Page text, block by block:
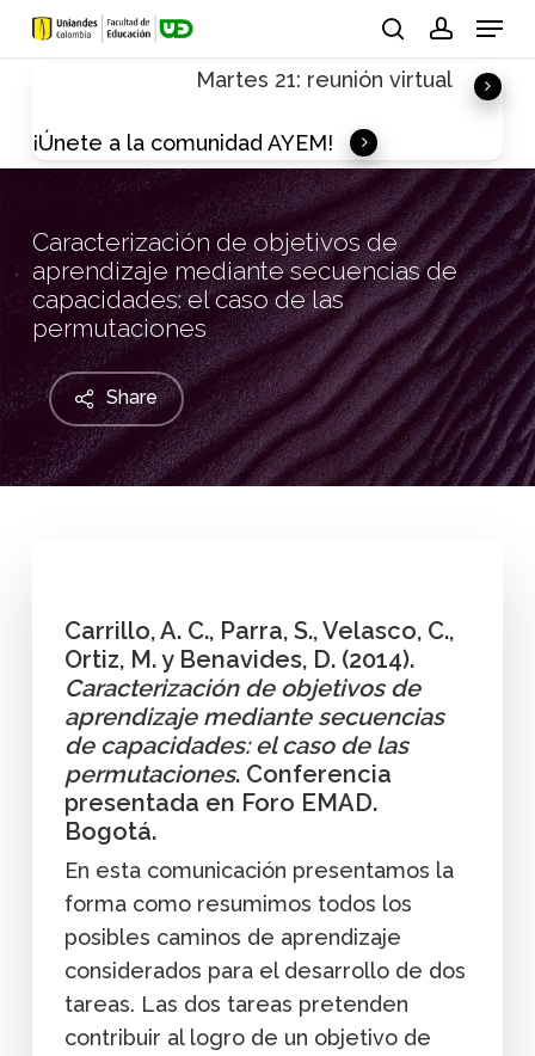
Skip
Menu
Martes 21: reunión virtual
¡Únete a la comunidad AYEM!
Caracterización de objetivos de
aprendizaje mediante secuencias de
capacidades: el caso de las
permutaciones
Share
Carrillo, A. C., Parra, S., Velasco, C.,
Ortiz, M. y Benavides, D. (2014).
Caracterización de objetivos de
aprendizaje mediante secuencias
de capacidades: el caso de las
permutaciones. Conferencia
presentada en Foro EMAD.
Bogotá.
En esta comunicación presentamos la
forma como resumimos todos los
posibles caminos de aprendizaje
considerados para el desarrollo de dos
tareas. Las dos tareas pretenden
contribuir al logro de un objetivo de